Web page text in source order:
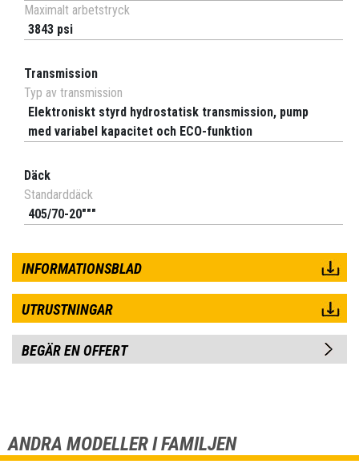
Maximalt arbetstryck
3843 psi
Transmission
Typ av transmission
Elektroniskt styrd hydrostatisk transmission, pump
med variabel kapacitet och ECO-funktion
Däck
Standarddäck
405/70-20"""
INFORMATIONSBLAD
UTRUSTNINGAR
BEGÄR EN OFFERT
ANDRA MODELLER I FAMILJEN